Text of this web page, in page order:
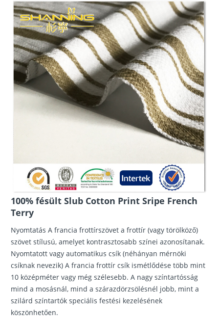
100% fésült Slub Cotton Print Sripe French
Terry
Nyomtatás A francia frottírszövet a frottír (vagy törölköző)
szövet stílusú, amelyet kontrasztosabb színei azonosítanak.
Nyomtatott vagy automatikus csík (néhányan mérnöki
csíknak nevezik) A francia frottír csík ismétlődése több mint
10 középméter vagy még szélesebb. A nagy színtartósság
mind a mosásnál, mind a szárazdörzsölésnél jobb, mint a
szilárd színtartók speciális festési kezelésének
köszönhetően.